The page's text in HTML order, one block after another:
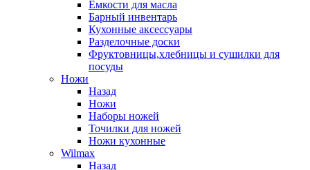
Емкости для масла
Барный инвентарь
Кухонные аксессуары
Разделочные доски
Фруктовницы,хлебницы и сушилки для
посуды
Ножи
Назад
Ножи
Наборы ножей
Точилки для ножей
Ножи кухонные
Wilmax
Назад